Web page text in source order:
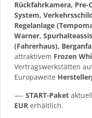
Rückfahrkamera, Pre-
System,
Regelanlage
Warner,
(Fahrerhaus),
attraktivem Frozen
Vertragswerkstätten
Europaweite
—- START-Paket
EUR erhältlich.